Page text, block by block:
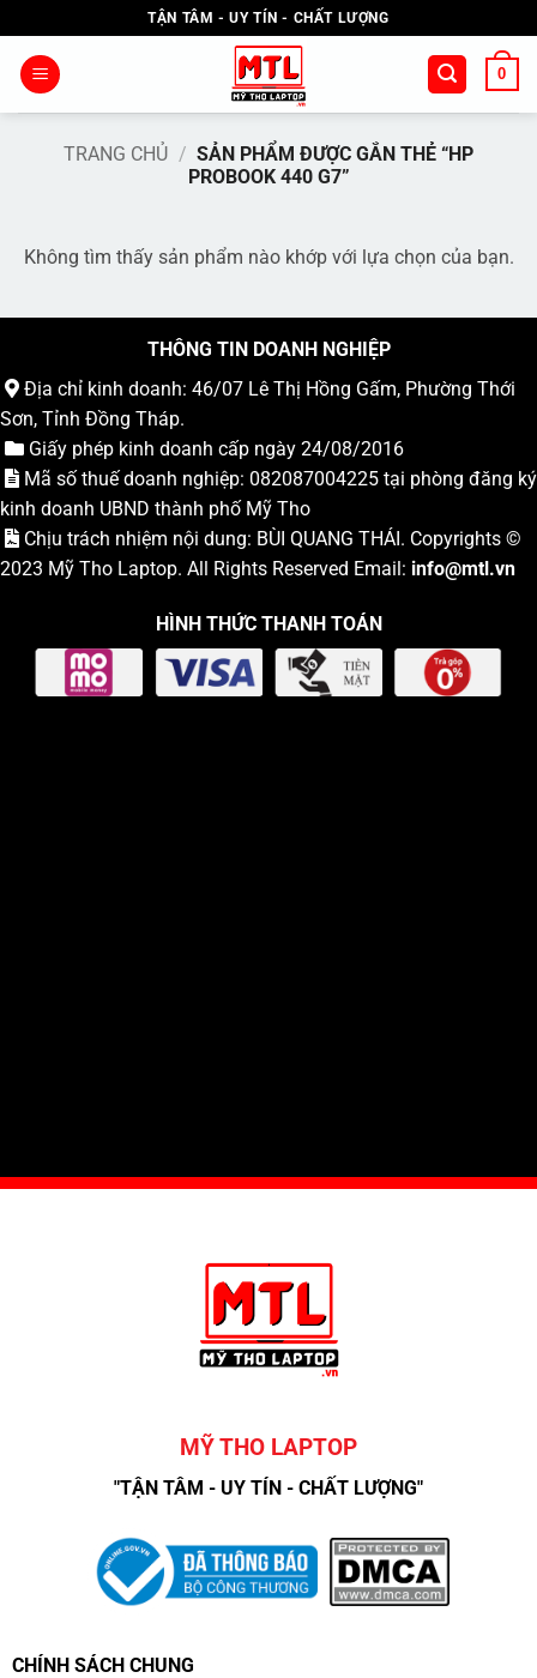
qua
nội
TẬN TÂM - UY TÍN - CHẤT LƯỢNG
0
TRANG CHỦ / SẢN PHẨM ĐƯỢC GẮN THẺ “HP
PROBOOK 440 G7”
Không tìm thấy sản phẩm nào khớp với lựa chọn của bạn.
THÔNG TIN DOANH NGHIỆP
Địa chỉ kinh doanh: 46/07 Lê Thị Hồng Gấm, Phường Thới
Sơn, Tỉnh Đồng Tháp.
Giấy phép kinh doanh cấp ngày 24/08/2016
Mã số thuế doanh nghiệp: 082087004225 tại phòng đăng ký
kinh doanh UBND thành phố Mỹ Tho
Chịu trách nhiệm nội dung: BÙI QUANG THÁI. Copyrights ©
2023 Mỹ Tho Laptop. All Rights Reserved Email: info@mtl.vn
HÌNH THỨC THANH TOÁN
MỸ THO LAPTOP
"TẬN TÂM - UY TÍN - CHẤT LƯỢNG"
CHÍNH SÁCH CHUNG